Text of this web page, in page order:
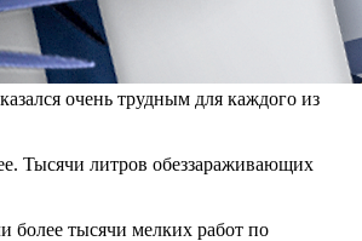
очень трудным для каждого из
Тысячи литров обеззараживающих
более тысячи мелких работ по